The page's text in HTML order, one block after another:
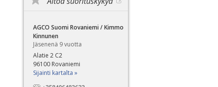
AGCO Suomi Rovaniemi / Kimmo
Kinnunen
Jäsenenä 9 vuotta
Alatie 2 C2
96100 Rovaniemi
Sijainti kartalta »